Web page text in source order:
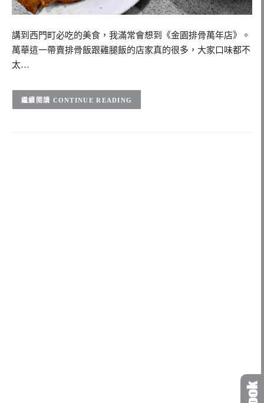
講到西門町必吃的美食，我滿常會想到《金園排骨萬年店》。
萬華這一帶賣排骨飯跟雞腿飯的店家真的很多，大家口味都不
太…
CONTINUE READING